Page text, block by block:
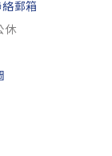
郵箱
休